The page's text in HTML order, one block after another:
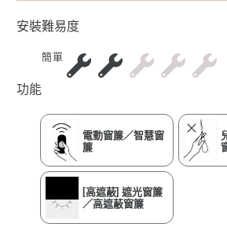
安裝難易度
簡單
功能
電動窗簾／智慧窗
簾
[高遮蔽] 遮光窗簾
／高遮蔽窗簾